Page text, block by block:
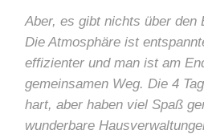
Aber, es gibt nichts über den
Die Atmosphäre ist
effizienter und man ist am
gemeinsamen Weg. Die 4
hart, aber haben viel Spaß
wunderbare